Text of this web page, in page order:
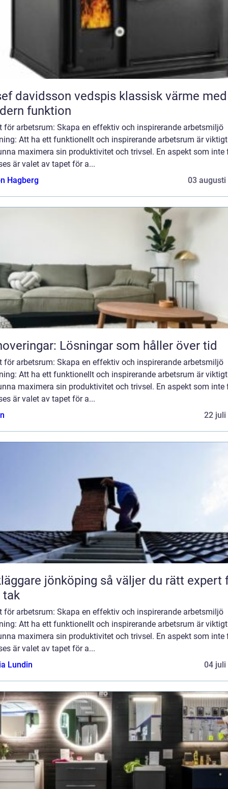
vedspis klassisk värme med
funktion
för arbetsrum: Skapa en effektiv och inspirerande arbetsmiljö
Att ha ett funktionellt och inspirerande arbetsrum är
maximera sin produktivitet och trivsel. En aspekt som inte
är valet av tapet för a...
Hagberg
03 augusti
Lösningar som håller över tid
för arbetsrum: Skapa en effektiv och inspirerande arbetsmiljö
Att ha ett funktionellt och inspirerande arbetsrum är
maximera sin produktivitet och trivsel. En aspekt som inte
är valet av tapet för a...
22 juli
jönköping så väljer du rätt expert för
för arbetsrum: Skapa en effektiv och inspirerande arbetsmiljö
Att ha ett funktionellt och inspirerande arbetsrum är
maximera sin produktivitet och trivsel. En aspekt som inte
är valet av tapet för a...
Lundin
04 juli